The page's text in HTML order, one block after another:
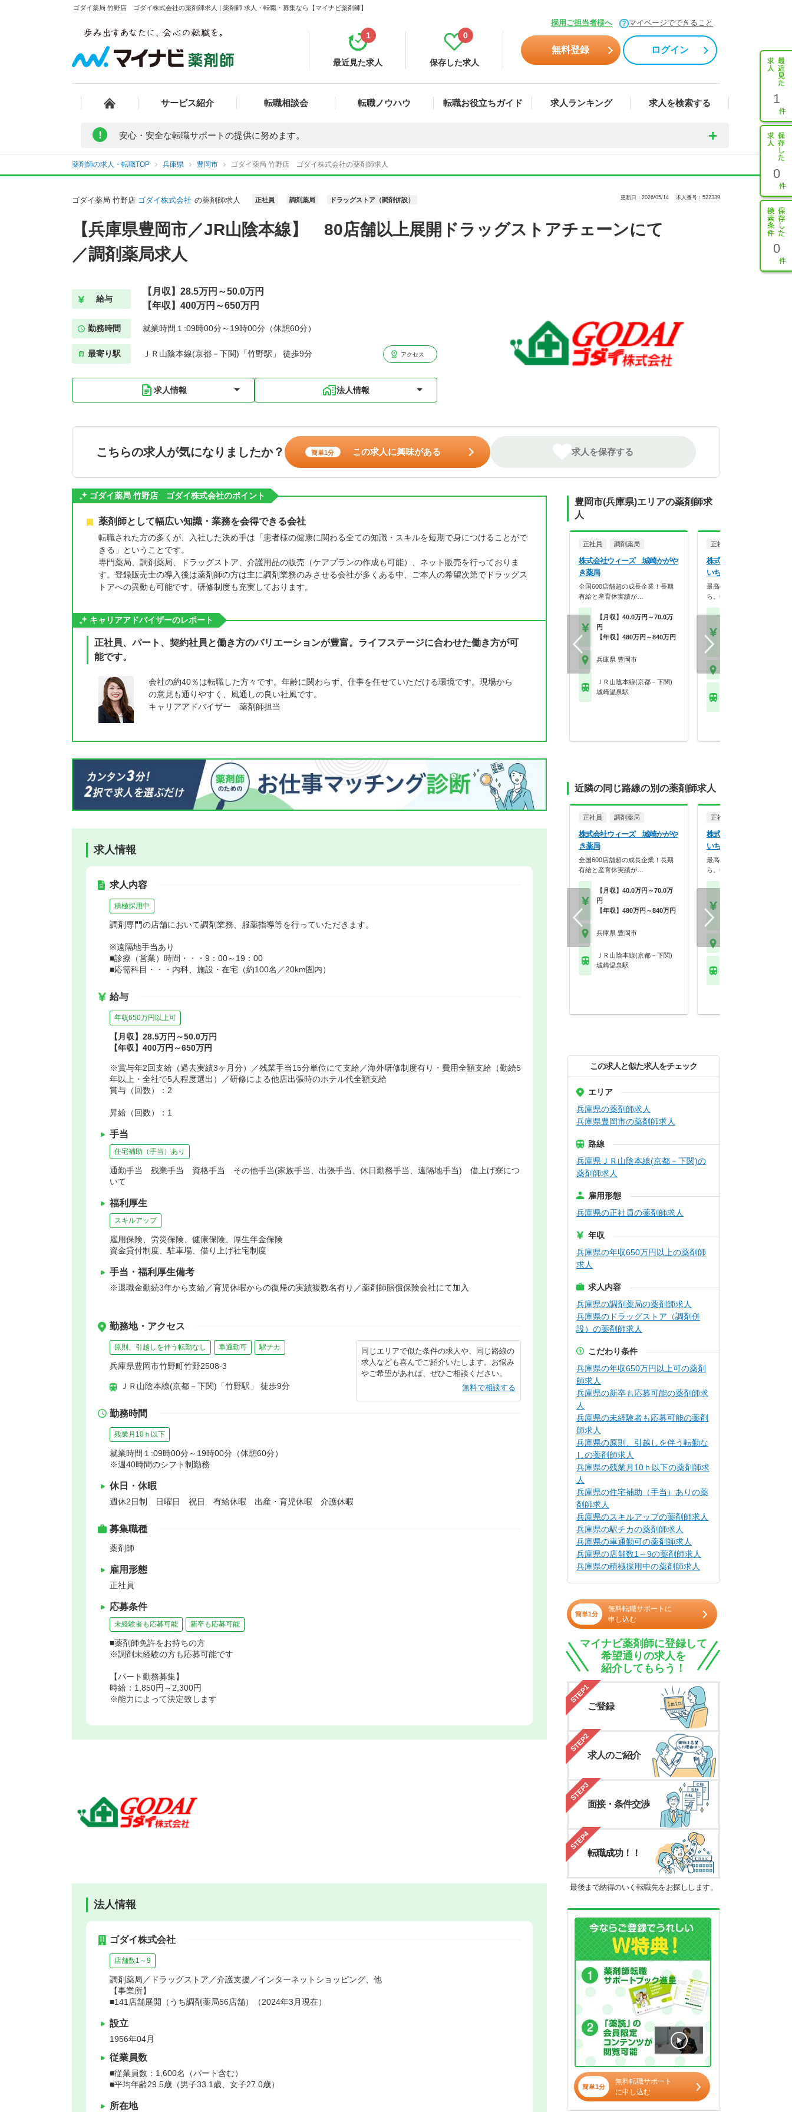
ゴダイ薬局 竹野店 ゴダイ株式会社の薬剤師求人 | 薬剤師 求人・転職・募集なら【マイナビ薬剤師】
採用ご担当者様へ マイページでできること
最近見た求人
1
保存した求人
0
無料登録 ログイン
サービス紹介 転職相談会 転職ノウハウ 転職お役立ちガイド 求人ランキング 求人を検索する 1
0
0
! 安心・安全な転職サポートの提供に努めます。
薬剤師の求人・転職TOP 兵庫県 豊岡市 ゴダイ薬局 竹野店 ゴダイ株式会社の薬剤師求人
ゴダイ薬局 竹野店 ゴダイ株式会社 の薬剤師求人 正社員 調剤薬局 ドラッグストア（調剤併設） 更新日：2026/05/14 求人番号：522339
【兵庫県豊岡市／JR山陰本線】 80店舗以上展開ドラッグストアチェーンにて
／調剤薬局求人
給与
【月収】28.5万円～50.0万円
【年収】400万円～650万円
勤務時間 就業時間１:09時00分～19時00分（休憩60分）
最寄り駅 ＪＲ山陰本線(京都－下関)「竹野駅」 徒歩9分 アクセス
求人情報 法人情報
こちらの求人が気になりましたか？ 簡単1分 この求人に興味がある 求人を保存する
ゴダイ薬局 竹野店 ゴダイ株式会社のポイント
薬剤師として幅広い知識・業務を会得できる会社
転職された方の多くが、入社した決め手は「患者様の健康に関わる全ての知識・スキルを短期で身につけることがで
きる」ということです。
専門薬局、調剤薬局、ドラッグストア、介護用品の販売（ケアプランの作成も可能）、ネット販売を行っておりま
す。登録販売士の導入後は薬剤師の方は主に調剤業務のみさせる会社が多くある中、ご本人の希望次第でドラッグス
トアへの異動も可能です。研修制度も充実しております。
キャリアアドバイザーのレポート
正社員、パート、契約社員と働き方のバリエーションが豊富。ライフステージに合わせた働き方が可
能です。
会社の約40％は転職した方々です。年齢に関わらず、仕事を任せていただける環境です。現場から
の意見も通りやすく、風通しの良い社風です。
キャリアアドバイザー 薬剤師担当
求人情報
求人内容
積極採用中
調剤専門の店舗において調剤業務、服薬指導等を行っていただきます。
※遠隔地手当あり
■診療（営業）時間・・・9：00～19：00
■応需科目・・・内科、施設・在宅（約100名／20km圏内）
給与
年収650万円以上可
【月収】28.5万円～50.0万円
【年収】400万円～650万円
※賞与年2回支給（過去実績3ヶ月分）／残業手当15分単位にて支給／海外研修制度有り・費用全額支給（勤続5
年以上・全社で5人程度選出）／研修による他店出張時のホテル代全額支給
賞与（回数）：2
昇給（回数）：1
手当
住宅補助（手当）あり
通勤手当 残業手当 資格手当 その他手当(家族手当、出張手当、休日勤務手当、遠隔地手当) 借上げ寮につ
いて
福利厚生
スキルアップ
雇用保険、労災保険、健康保険、厚生年金保険
資金貸付制度、駐車場、借り上げ社宅制度
手当・福利厚生備考
※退職金勤続3年から支給／育児休暇からの復帰の実績複数名有り／薬剤師賠償保険会社にて加入
勤務地・アクセス
原則、引越しを伴う転勤なし 車通勤可 駅チカ
兵庫県豊岡市竹野町竹野2508-3
ＪＲ山陰本線(京都－下関)「竹野駅」 徒歩9分
同じエリアで似た条件の求人や、同じ路線の
求人なども喜んでご紹介いたします。お悩み
やご希望があれば、ぜひご相談ください。
無料で相談する
勤務時間
残業月10ｈ以下
就業時間１:09時00分～19時00分（休憩60分）
※週40時間のシフト制勤務
休日・休暇
週休2日制 日曜日 祝日 有給休暇 出産・育児休暇 介護休暇
募集職種
薬剤師
雇用形態
正社員
応募条件
未経験者も応募可能 新卒も応募可能
■薬剤師免許をお持ちの方
※調剤未経験の方も応募可能です
【パート勤務募集】
時給：1,850円～2,300円
※能力によって決定致します
法人情報
ゴダイ株式会社
店舗数1～9
調剤薬局／ドラッグストア／介護支援／インターネットショッピング、他
【事業所】
■141店舗展開（うち調剤薬局56店舗）（2024年3月現在）
設立
1956年04月
従業員数
■従業員数：1,600名（パート含む）
■平均年齢29.5歳（男子33.1歳、女子27.0歳）
所在地
豊岡市(兵庫県)エリアの薬剤師求
人
正社員 調剤薬局
株式会社ウィーズ 城崎かがや
き薬局
全国600店舗超の成長企業！長期
有給と産育休実績が…
【月収】40.0万円～70.0万
円
【年収】480万円～840万円
兵庫県 豊岡市
ＪＲ山陰本線(京都－下関)
城崎温泉駅
正社員
株式会社スギ薬局 阪神
いちご薬局店
最高の服薬指導は、最高の休
ら。年2回の4連休、…
近隣の同じ路線の別の薬剤師求人
正社員 調剤薬局
株式会社ウィーズ 城崎かがや
き薬局
全国600店舗超の成長企業！長期
有給と産育休実績が…
【月収】40.0万円～70.0万
円
【年収】480万円～840万円
兵庫県 豊岡市
ＪＲ山陰本線(京都－下関)
城崎温泉駅
正社員
株式会社スギ薬局 阪神
いちご薬局店
最高の服薬指導は、最高の休
ら。年2回の4連休、…
この求人と似た求人をチェック
エリア
兵庫県の薬剤師求人
兵庫県豊岡市の薬剤師求人
路線
兵庫県ＪＲ山陰本線(京都－下関)の
薬剤師求人
雇用形態
兵庫県の正社員の薬剤師求人
年収
兵庫県の年収650万円以上の薬剤師
求人
求人内容
兵庫県の調剤薬局の薬剤師求人
兵庫県のドラッグストア（調剤併
設）の薬剤師求人
こだわり条件
兵庫県の年収650万円以上可の薬剤
師求人
兵庫県の新卒も応募可能の薬剤師求
人
兵庫県の未経験者も応募可能の薬剤
師求人
兵庫県の原則、引越しを伴う転勤な
しの薬剤師求人
兵庫県の残業月10ｈ以下の薬剤師求
人
兵庫県の住宅補助（手当）ありの薬
剤師求人
兵庫県のスキルアップの薬剤師求人
兵庫県の駅チカの薬剤師求人
兵庫県の車通勤可の薬剤師求人
兵庫県の店舗数1～9の薬剤師求人
兵庫県の積極採用中の薬剤師求人
簡単1分
無料転職サポートに
申し込む
マイナビ薬剤師に登録して
希望通りの求人を
紹介してもらう！
STEP1
ご登録
STEP2
求人のご紹介
STEP3
面接・条件交渉
STEP4
転職成功！！
最後まで納得のいく転職先をお探しします。
簡単1分
無料転職サポート
に申し込む